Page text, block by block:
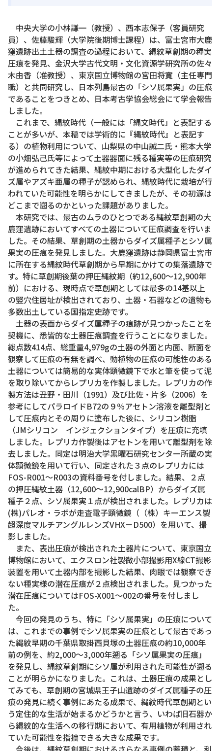
中央大学の小林謙一（教授）、西本志保子（客員研究
員）、佐藤駿輝（大学院後期博士課程）は、富士宮市大鹿
窪遺跡出土土器の調査の過程において、縄紋草創期の種実
圧痕を発見、金沢大学古代文明・文化資源学研究所の佐々
木由香（准教授）、東京国立博物館の宮田将寛（主任専門
職）と共同研究し、日本列島最古の「シソ属果実」の圧痕
であることをつきとめ、日本考古学協会総会にて学会報告
しました。
これまで、縄紋時代（一般には「縄文時代」と表記する
ことが多いが、本稿では学術的に『縄紋時代』と表記す
る）の植物利用について、山梨県の中山誠二氏・熊本大学
の小畑弘己氏等によって土器器面に残る種実等の圧痕研究
が進められてきた結果、縄紋中期における大型化したダイ
ズ属やアズキ亜属の種子が認められ、縄紋時代に栽培が行
われていた可能性を明らかにしてきましたが、その初源は
どこまで遡るのかといった課題がありました。
本研究では、最古のムラのひとつである縄紋草創期の大
鹿窪遺跡においてすべての土器について圧痕調査を行いま
した。その結果、草創期の土器からダイズ属種子とシソ属
果実の圧痕を発見しました。大鹿窪遺跡は静岡県富士宮市
に所在する縄紋時代草創期から早期にかけての集落遺跡で
す。特に草創期後葉の押圧縄紋期（約12,600～12,900年
前）における、現時点で草創期としては最多の14基以上
の竪穴住居址が検出されており、土器・石器などの遺物も
多数出土している国指定史跡です。
土器の表面からダイズ属種子の痕跡が見つかったことを
契機に、悉皆的な土器圧痕調査を行うことになりました。
総点数414点、総重量4,979gの土器の外面と内面、断面を
観察して圧痕の有無を調べ、動植物の圧痕の可能性のある
土器については簡易的な実体顕微鏡下で水と筆を使って泥
を取り除いてからレプリカを作製しました。レプリカの作
製方法は丑野・田川（1991）及び比佐・片多（2006）を
参考にしてパラロイドB72の９％アセトン溶液を離型剤と
して圧痕内とその周りに塗布した後に、シリコン樹脂
（JMシリコン インジェクションタイプ）を圧痕に充填
しました。レプリカ作製後はアセトンを用いて離型剤を除
去しました。同定は明治大学黒曜石研究センター所蔵の実
体顕微鏡を用いて行い、同定された３点のレプリカには
FOS-R001～R003の資料番号を付しました。結果、２点
の押圧縄紋土器（12,600～12,900calBP）からダイズ属
種子２点、シソ属果実１点が検出されました。レプリカは
(株)パレオ・ラボが走査電子顕微鏡（（株）キーエンス製
超深度マルチアングルレンズVHX－D500）を用いて、撮
影しました。
また、表出圧痕が検出された土器片について、東京国立
博物館において、エクスロン社製微小部撮影用X線CT撮影
装置を用いて土器内部を撮影した結果、肉眼では観察でき
ない種実様の潜在圧痕が２点検出されました。見つかった
潜在圧痕についてはFOS-X001～002の番号を付しまし
た。
今回の発見のうち、特に「シソ属果実」の圧痕について
は、これまでの事例でシソ属果実の圧痕として最古であっ
た縄紋早期の千葉県取掛西貝塚の土器圧痕の約10,000年
前の例を、約2,000〜3,000年遡る「シソ属果実の圧痕」
を発見し、縄紋草創期にシソ属が利用された可能性が遡る
ことが明らかになりました。これは、土器圧痕の成果とし
てみても、草創期の宮城県王子山遺跡のダイズ属種子の圧
痕の発見に続く事例にあたる成果で、縄紋時代草創期とい
う定住的な生活が始まるかどうかと言う、いわば旧石器か
ら縄紋的な生活への移行期において、有用植物が利用され
ていた可能性を指摘できる大きな成果です。